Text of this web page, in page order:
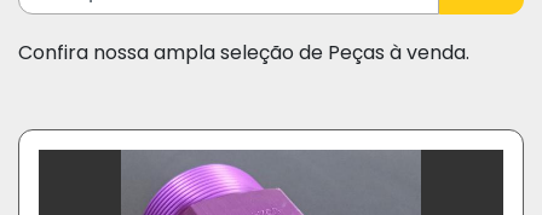
Fabricante
Confira nossa ampla seleção de Peças à venda.